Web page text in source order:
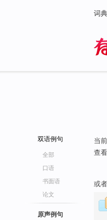
词典
双语例句
全部
口语
书面语
论文
原声例句
当
查
或